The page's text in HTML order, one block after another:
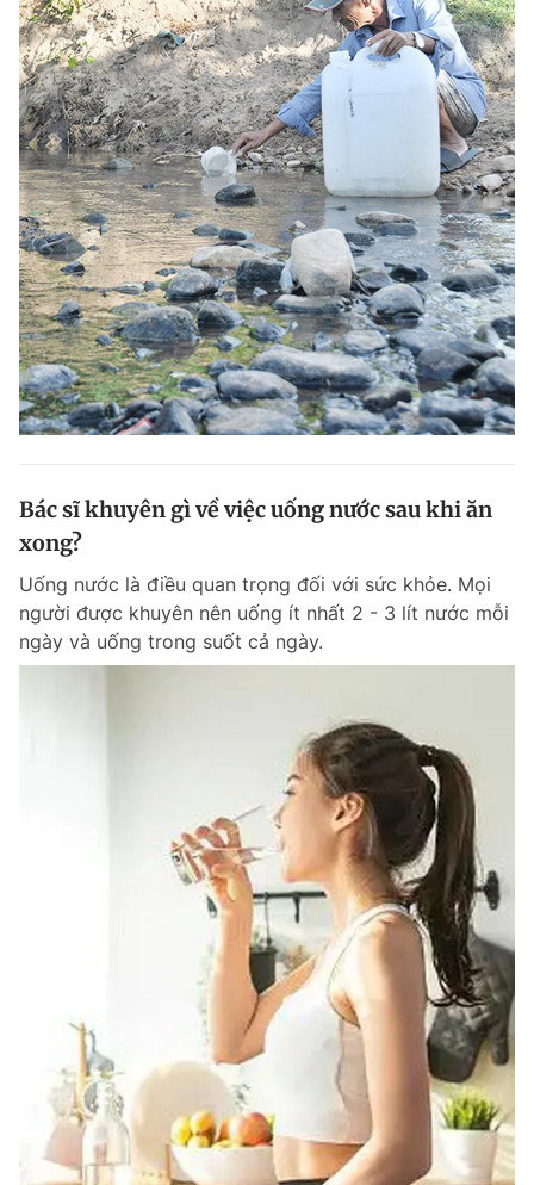
Bác sĩ khuyên gì về việc uống nước sau khi ăn
xong?
Uống nước là điều quan trọng đối với sức khỏe. Mọi
người được khuyên nên uống ít nhất 2 - 3 lít nước mỗi
ngày và uống trong suốt cả ngày.